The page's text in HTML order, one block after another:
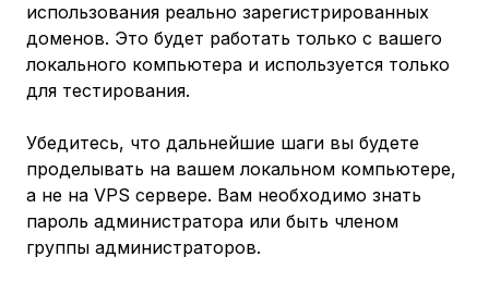
использования реально зарегистрированных
доменов. Это будет работать только с вашего
локального компьютера и используется только
для тестирования.
Убедитесь, что дальнейшие шаги вы будете
проделывать на вашем локальном компьютере,
а не на VPS сервере. Вам необходимо знать
пароль администратора или быть членом
группы администраторов.